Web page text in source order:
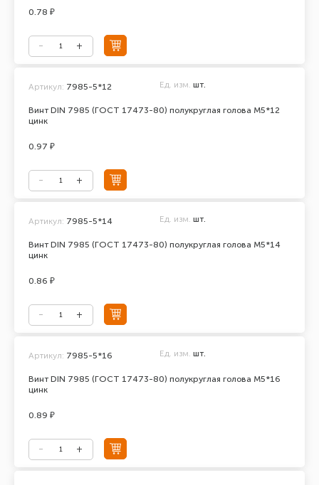
0.78 ₽
Винт DIN 7985 (ГОСТ 17473-80) полукруглая голова М5*12
цинк
Артикул: 7985-5*12 Ед. изм. шт.
0.97 ₽
Винт DIN 7985 (ГОСТ 17473-80) полукруглая голова М5*14
цинк
Артикул: 7985-5*14 Ед. изм. шт.
0.86 ₽
Винт DIN 7985 (ГОСТ 17473-80) полукруглая голова М5*16
цинк
Артикул: 7985-5*16 Ед. изм. шт.
0.89 ₽